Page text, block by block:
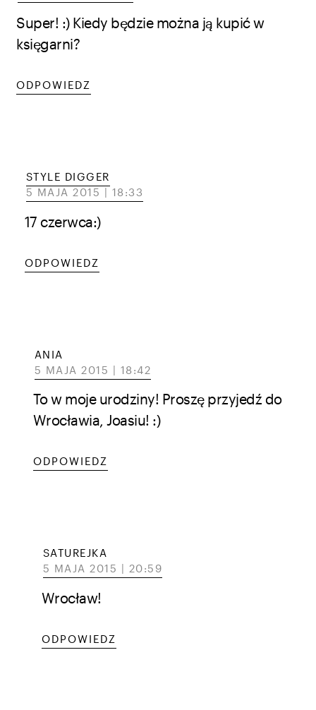
Super! :) Kiedy będzie można ją kupić w
księgarni?
ODPOWIEDZ
STYLE DIGGER
5 MAJA 2015 | 18:33
17 czerwca:)
ODPOWIEDZ
ANIA
5 MAJA 2015 | 18:42
To w moje urodziny! Proszę przyjedź do
Wrocławia, Joasiu! :)
ODPOWIEDZ
SATUREJKA
5 MAJA 2015 | 20:59
Wrocław!
ODPOWIEDZ